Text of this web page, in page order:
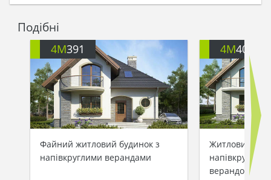
достатню кількість меблів, Передбачено
санітарні приміщення і окремий місткий
гардероб, щоб додати в життя господарів
додаткові зручності. Балконний простір дає
додаткову перевагу господареві.
Подібні
4M391
Файний житловий будинок з
напівкруглими верандами
4M401
Житловий
верандою